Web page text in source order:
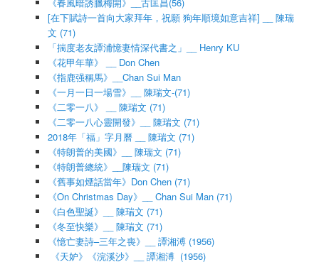
[在下賦詩一首向大家拜年，祝願 狗年順境如意吉祥] __ 陳瑞
文 (71)
「揣度老友譚浦憶妻情深代書之」__ Henry KU
《花甲年華》 __ Don Chen
《指鹿强稱馬》__Chan Sui Man
《一月一日一場雪》__ 陳瑞文-(71)
《二零一八》 __ 陳瑞文 (71)
《二零一八心靈開發》__ 陳瑞文 (71)
2018年「福」字月曆 __ 陳瑞文 (71)
《特朗普的美國》__ 陳瑞文 (71)
《特朗普總統》__陳瑞文 (71)
《舊事如煙話當年》Don Chen (71)
《On Christmas Day》__ Chan Sui Man (71)
《白色聖誕》__ 陳瑞文 (71)
《冬至快樂》__ 陳瑞文 (71)
《憶亡妻詩–三年之喪》__ 譚湘溥 (1956)
《天妒》《浣溪沙》__ 譚湘溥 (1956)